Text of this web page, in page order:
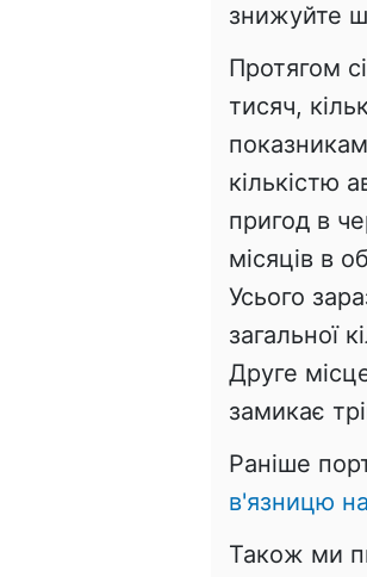
знижуйте
Протягом
тисяч,
кількістю
пригод в
місяців в
Усього
загальної
Друге
замикає
Раніше
в'язницю
Також ми